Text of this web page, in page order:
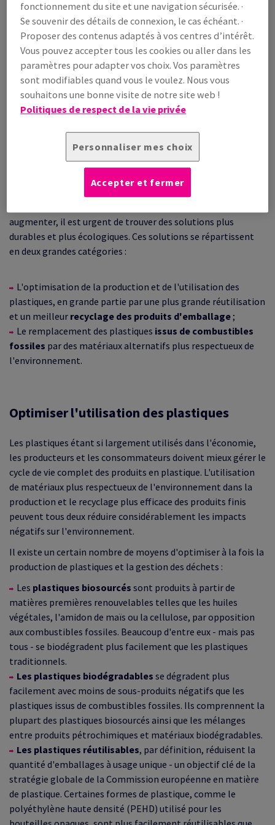
plastiques, (80 à 120 milliards de dollars par an), est perdue
après une seule utilisation, selon le Forum économique
mondial.
En 2018, la Commission européenne a adopté l'objectif
ambitieux de réutiliser ou de recycler tous les emballages
plastiques produits dans la zone euro d'ici 2030. Elle entend
restreindre la production intentionnelle de microplastiques -
impacts particulièrement mauvais sur les écosystèmes
augmenter, il est urgent de trouver des solutions plus
durables et plus écologiques. Ces solutions se répartissent
en deux grandes catégories :
L'optimisation de la production et de l'utilisation des
plastiques, en grande partie par une plus grande réutilisation
et un meilleur recyclage des produits d'emballage;
Le remplacement des plastiques issus de combustibles
fossiles par des matériaux alternatifs plus respectueux de
l'environnement.
Optimiser l'utilisation des plastiques
Les plastiques étant si largement utilisés dans l'économie,
les producteurs et les consommateurs doivent mieux gérer le
cycle de vie complet des produits en plastique. L'utilisation
de matériaux plus respectueux de l'environnement dans la
production et le recyclage plus efficace des produits finis
peuvent tous deux réduire considérablement les impacts
négatifs sur l'environnement.
Il existe un certain nombre de moyens d'optimiser à la fois la
production de plastiques et la gestion des déchets :
Les plastiques biosourcés sont produits à partir de
matières premières renouvelables telles que les huiles
végétales, l'amidon de maïs ou la cellulose, par opposition
aux combustibles fossiles. Beaucoup d'entre eux - mais pas
tous - se biodégradent plus facilement que les plastiques
traditionnels.
Les plastiques biodégradables se dégradent plus
facilement avec moins de sous-produits négatifs que les
plastiques issus de combustibles fossiles. Ils comprennent la
plupart des plastiques biosourcés ainsi que les mélanges
entre produits pétrochimiques et matériaux biodégradables.
Les plastiques réutilisables, par définition, réduisent la
quantité d'emballages à usage unique - un objectif clé de la
stratégie globale de la Commission européenne en matière
de plastique. Certaines formes de plastique, comme le
polyéthylène haute densité (PEHD) utilisé pour les
fonctionnement du site et une navigation sécurisée. ·
Se souvenir des détails de connexion, le cas échéant. ·
Proposer des contenus adaptés à vos centres d’intérêt.
Vous pouvez accepter tous les cookies ou aller dans les
paramètres pour adapter vos choix. Vos paramètres
sont modifiables quand vous le voulez. Nous vous
souhaitons une bonne visite de notre site web !
Politiques de respect de la vie privée
Personnaliser mes choix
Accepter et fermer